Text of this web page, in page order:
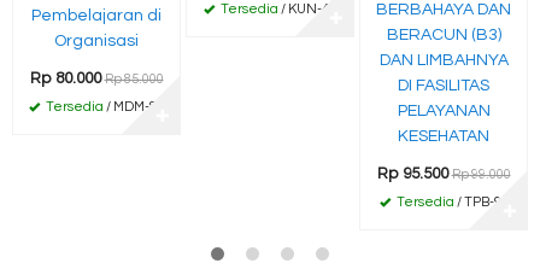
Pembelajaran di
Organisasi
Rp 80.000 Rp 85.000
Tersedia / MDM-80
Tersedia / KUN-45
BERBAHAYA DAN
BERACUN (B3)
DAN LIMBAHNYA
DI FASILITAS
PELAYANAN
KESEHATAN
Rp 95.500 Rp 99.000
Tersedia / TPB-95